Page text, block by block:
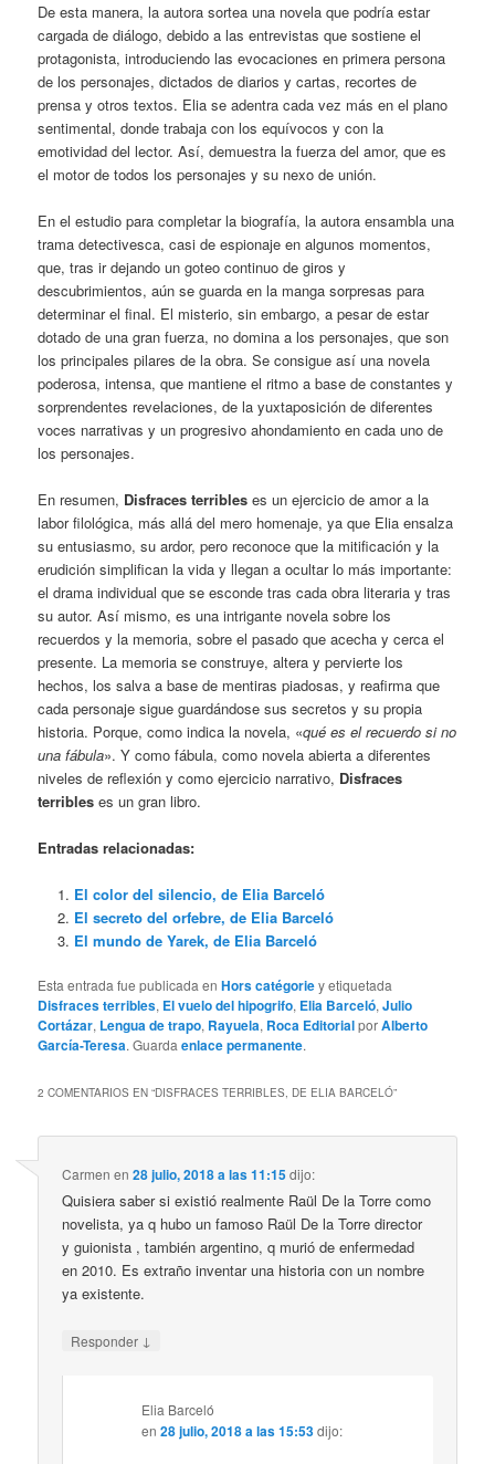
De esta manera, la autora sortea una novela que podría estar
cargada de diálogo, debido a las entrevistas que sostiene el
protagonista, introduciendo las evocaciones en primera persona
de los personajes, dictados de diarios y cartas, recortes de
prensa y otros textos. Elia se adentra cada vez más en el plano
sentimental, donde trabaja con los equívocos y con la
emotividad del lector. Así, demuestra la fuerza del amor, que es
el motor de todos los personajes y su nexo de unión.
En el estudio para completar la biografía, la autora ensambla una
trama detectivesca, casi de espionaje en algunos momentos,
que, tras ir dejando un goteo continuo de giros y
descubrimientos, aún se guarda en la manga sorpresas para
determinar el final. El misterio, sin embargo, a pesar de estar
dotado de una gran fuerza, no domina a los personajes, que son
los principales pilares de la obra. Se consigue así una novela
poderosa, intensa, que mantiene el ritmo a base de constantes y
sorprendentes revelaciones, de la yuxtaposición de diferentes
voces narrativas y un progresivo ahondamiento en cada uno de
los personajes.
En resumen, Disfraces terribles es un ejercicio de amor a la
labor filológica, más allá del mero homenaje, ya que Elia ensalza
su entusiasmo, su ardor, pero reconoce que la mitificación y la
erudición simplifican la vida y llegan a ocultar lo más importante:
el drama individual que se esconde tras cada obra literaria y tras
su autor. Así mismo, es una intrigante novela sobre los
recuerdos y la memoria, sobre el pasado que acecha y cerca el
presente. La memoria se construye, altera y pervierte los
hechos, los salva a base de mentiras piadosas, y reafirma que
cada personaje sigue guardándose sus secretos y su propia
historia. Porque, como indica la novela, «qué es el recuerdo si no
una fábula». Y como fábula, como novela abierta a diferentes
niveles de reflexión y como ejercicio narrativo, Disfraces
terribles es un gran libro.
Entradas relacionadas:
El color del silencio, de Elia Barceló
El secreto del orfebre, de Elia Barceló
El mundo de Yarek, de Elia Barceló
Esta entrada fue publicada enHors catégoriey etiquetada
Disfraces terribles, El vuelo del hipogrifo, Elia Barceló,Julio
Cortázar, Lengua de trapo, Rayuela, Roca EditorialporAlberto
García-Teresa. Guardaenlace permanente.
2 COMENTARIOS EN “DISFRACES TERRIBLES, DE ELIA BARCELÓ”
Carmen en28 julio, 2018 a las 11:15dijo:
Quisiera saber si existió realmente Raül De la Torre como
novelista, ya q hubo un famoso Raül De la Torre director
y guionista , también argentino, q murió de enfermedad
en 2010. Es extraño inventar una historia con un nombre
ya existente.
Responder ↓
Elia Barceló
en28 julio, 2018 a las 15:53dijo: